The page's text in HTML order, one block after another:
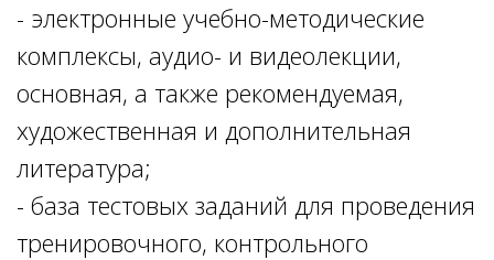
- электронные учебно-методические
комплексы, аудио- и видеолекции,
основная, а также рекомендуемая,
художественная и дополнительная
литература;
- база тестовых заданий для проведения
тренировочного, контрольного